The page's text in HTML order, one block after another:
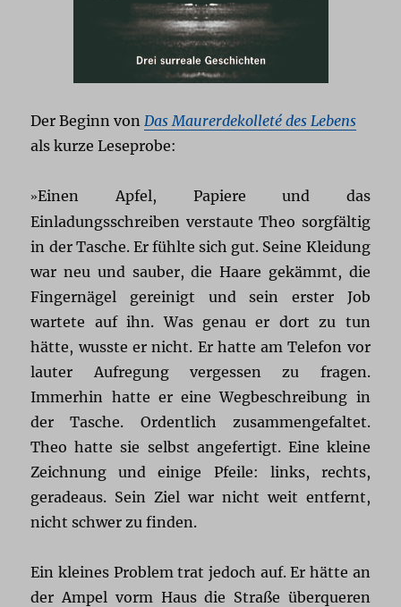
Der Beginn von Das Maurerdekolleté des Lebens
als kurze Leseprobe:
»Einen Apfel, Papiere und das
Einladungsschreiben verstaute Theo sorgfältig
in der Tasche. Er fühlte sich gut. Seine Kleidung
war neu und sauber, die Haare gekämmt, die
Fingernägel gereinigt und sein erster Job
wartete auf ihn. Was genau er dort zu tun
hätte, wusste er nicht. Er hatte am Telefon vor
lauter Aufregung vergessen zu fragen.
Immerhin hatte er eine Wegbeschreibung in
der Tasche. Ordentlich zusammengefaltet.
Theo hatte sie selbst angefertigt. Eine kleine
Zeichnung und einige Pfeile: links, rechts,
geradeaus. Sein Ziel war nicht weit entfernt,
nicht schwer zu finden.
Ein kleines Problem trat jedoch auf. Er hätte an
der Ampel vorm Haus die Straße überqueren